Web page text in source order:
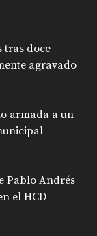
tras doce
agravado
armada a un
Pablo Andrés
el HCD